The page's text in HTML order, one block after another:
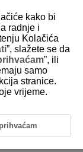
kako bi
radnje i
Kolačića
”, slažete se da
”, ili
samo
stranice.
vrijeme.